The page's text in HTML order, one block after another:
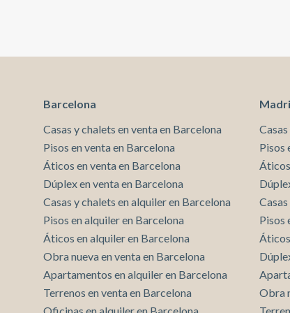
arte y el estilo de vida barcelonés. Una propiedad que
icónicas de Barcelona. Ideal para quienes buscan
hogar único o una inversión segura en una
prime.
Barcelona
Casas y chalets en venta en Barcelona
Pisos en venta en Barcelona
Áticos en venta en Barcelona
Dúplex en venta en Barcelona
Casas y chalets en alquiler en Barcelona
Pisos en alquiler en Barcelona
Áticos en alquiler en Barcelona
Obra nueva en venta en Barcelona
Apartamentos en alquiler en Barcelona
Terrenos en venta en Barcelona
Pisos
Pisos
Obra